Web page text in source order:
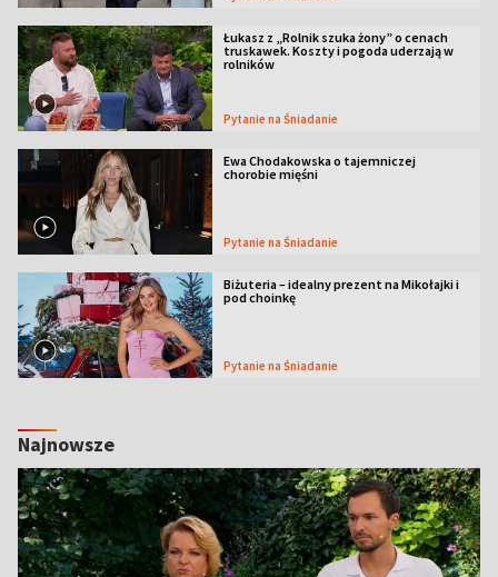
Łukasz z „Rolnik szuka żony” o cenach
truskawek. Koszty i pogoda uderzają w
rolników
Pytanie na Śniadanie
Ewa Chodakowska o tajemniczej
chorobie mięśni
Pytanie na Śniadanie
Biżuteria – idealny prezent na Mikołajki i
pod choinkę
Pytanie na Śniadanie
Najnowsze